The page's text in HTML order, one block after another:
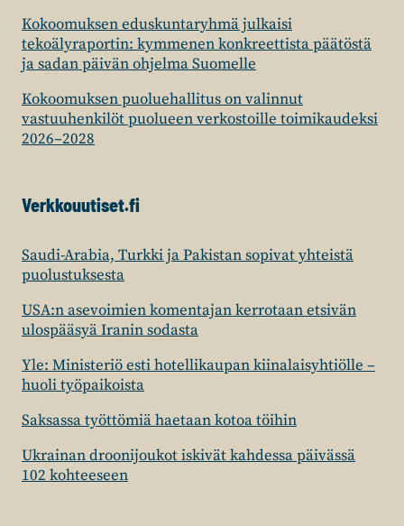
Kokoomuksen eduskuntaryhmä julkaisi
tekoälyraportin: kymmenen konkreettista päätöstä
ja sadan päivän ohjelma Suomelle
Kokoomuksen puoluehallitus on valinnut
vastuuhenkilöt puolueen verkostoille toimikaudeksi
2026–2028
Verkkouutiset.fi
Saudi-Arabia, Turkki ja Pakistan sopivat yhteistä
puolustuksesta
USA:n asevoimien komentajan kerrotaan etsivän
ulospääsyä Iranin sodasta
Yle: Ministeriö esti hotellikaupan kiinalaisyhtiölle –
huoli työpaikoista
Saksassa työttömiä haetaan kotoa töihin
Ukrainan droonijoukot iskivät kahdessa päivässä
102 kohteeseen